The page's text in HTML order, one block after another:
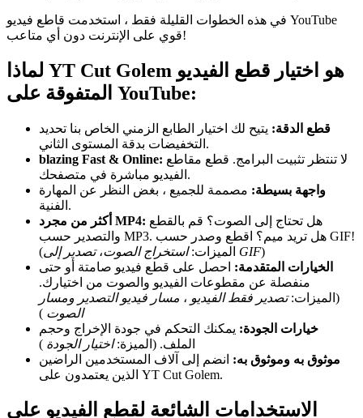
في هذه الخطوات القليلة فقط ، استخدمت قاطع فيديو YouTube
قوي على الإنترنت دون أي متاعب!
لماذا YT Cut Golem هو اختيار قطع الفيديو
المتفوقة على YouTube:
قطع الدقة: يتيح لك اختيار الطابع الزمني الخاص بنا تحديد
التخفيضات بدقة المستوى الثاني.
blazing Fast & Online: لا تنتظر تثبيت البرامج. قطع مقاطع
الفيديو مباشرة في متصفحك.
واجهة بسيطة: مصممة للجميع ، بغض النظر عن المهارة
الفنية.
أكثر من مجرد MP4:
والتصدير حسب MP3. هل تريد ميم؟ اقطع وصدر حسب GIF!
(الميزات:استخراج الصوت، تصدير إلى GIF)
الخيارات المتقدمة: احصل على قطع فيديو صامتة أو حتى
منفصلة عن مقطوعات الفيديو والصوت من اختيارك.
(الميزات:تصدير فقط الفيديو ، مسار فيديو التصدير ومسار
الصوت )
خيارات الجودة: يمكنك التحكم في جودة الإخراج وحجم
الملف. (الميزة:اختيار الجودة )
موثوق به وموثوق به: انضم إلى آلاف المستخدمين الراضين
الذين يعتمدون على YT Cut Golem.
الاستخدامات الشائعة لقطع الفيديو على